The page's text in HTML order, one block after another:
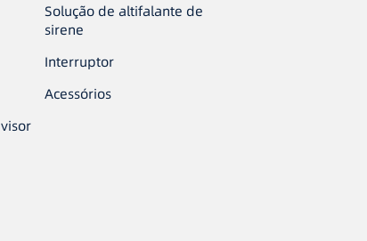
Solução de altifalante de
sirene
Interruptor
Acessórios